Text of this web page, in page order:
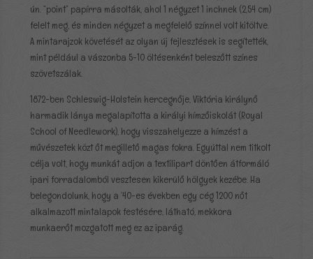
ún. “point” papírra másolták, ahol 1 négyzet 1 inchnek (2,54 cm)
felelt meg, és minden négyzet a megfelelő színnel volt kitöltve.
A mintarajzok követését az olyan új fejlesztések is segítették,
mint például a vászonba 5-10 öltésenként beleszőtt színes
szövetszálak.
1872-ben Schleswig-Holstein hercegnője, Viktória királynő
harmadik lánya megalapította a királyi hímzőiskolát (Royal
School of Needlework), hogy visszahelyezze a hímzést a
művészetek közt őt megillető magas fokra. Egyúttal nem titkolt
célja volt, hogy munkát adjon a textilipart döntően átformáló
ipari forradalomból vesztesen kikerülő hölgyek kezébe. Ha
belegondolunk, hogy a ’40-es években egy cég 1200 nőt
alkalmazott mintalapok festésére, látható, mekkora
munkaerőt mozgatott meg ez az iparág.